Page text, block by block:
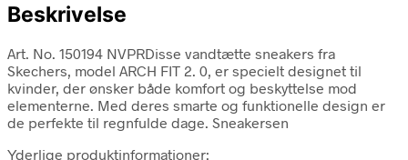
Beskrivelse
Art. No. 150194 NVPRDisse vandtætte sneakers fra
Skechers, model ARCH FIT 2. 0, er specielt designet til
kvinder, der ønsker både komfort og beskyttelse mod
elementerne. Med deres smarte og funktionelle design er
de perfekte til regnfulde dage. Sneakersen
Yderlige produktinformationer: